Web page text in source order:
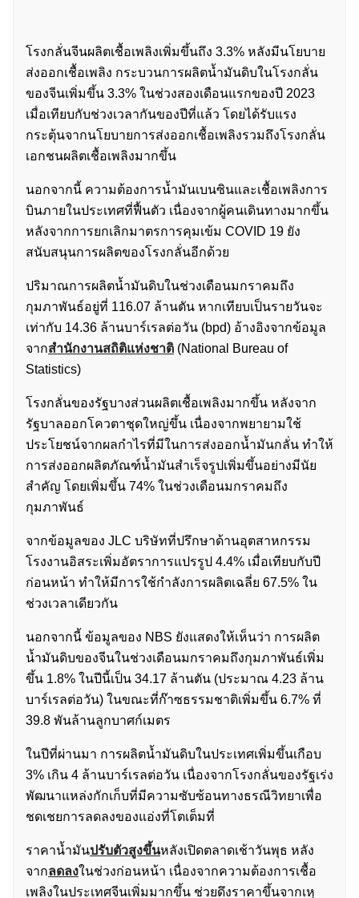
โรงกลั่นจีนผลิตเชื้อเพลิงเพิ่มขึ้นถึง 3.3% หลังมีนโยบาย
ส่งออกเชื้อเพลิง กระบวนการผลิตน้ำมันดิบในโรงกลั่น
ของจีนเพิ่มขึ้น 3.3% ในช่วงสองเดือนแรกของปี 2023
เมื่อเทียบกับช่วงเวลากันของปีที่แล้ว โดยได้รับแรง
กระตุ้นจากนโยบายการส่งออกเชื้อเพลิงรวมถึงโรงกลั่น
เอกชนผลิตเชื้อเพลิงมากขึ้น
นอกจากนี้ ความต้องการน้ำมันเบนซินและเชื้อเพลิงการ
บินภายในประเทศที่ฟื้นตัว เนื่องจากผู้คนเดินทางมากขึ้น
หลังจากการยกเลิกมาตรการคุมเข้ม COVID 19 ยัง
สนับสนุนการผลิตของโรงกลั่นอีกด้วย
ปริมาณการผลิตน้ำมันดิบในช่วงเดือนมกราคมถึง
กุมภาพันธ์อยู่ที่ 116.07 ล้านตัน หากเทียบเป็นรายวันจะ
เท่ากับ 14.36 ล้านบาร์เรลต่อวัน (bpd) อ้างอิงจากข้อมูล
จากสำนักงานสถิติแห่งชาติ (National Bureau of
Statistics)
โรงกลั่นของรัฐบางส่วนผลิตเชื้อเพลิงมากขึ้น หลังจาก
รัฐบาลออกโควตาชุดใหญ่ขึ้น เนื่องจากพยายามใช้
ประโยชน์จากผลกำไรที่มีในการส่งออกน้ำมันกลั่น ทำให้
การส่งออกผลิตภัณฑ์น้ำมันสำเร็จรูปเพิ่มขึ้นอย่างมีนัย
สำคัญ โดยเพิ่มขึ้น 74% ในช่วงเดือนมกราคมถึง
กุมภาพันธ์
จากข้อมูลของ JLC บริษัทที่ปรึกษาด้านอุตสาหกรรม
โรงงานอิสระเพิ่มอัตราการแปรรูป 4.4% เมื่อเทียบกับปี
ก่อนหน้า ทำให้มีการใช้กำลังการผลิตเฉลี่ย 67.5% ใน
ช่วงเวลาเดียวกัน
นอกจากนี้ ข้อมูลของ NBS ยังแสดงให้เห็นว่า การผลิต
น้ำมันดิบของจีนในช่วงเดือนมกราคมถึงกุมภาพันธ์เพิ่ม
ขึ้น 1.8% ในปีนี้เป็น 34.17 ล้านตัน (ประมาณ 4.23 ล้าน
บาร์เรลต่อวัน) ในขณะที่ก๊าซธรรมชาติเพิ่มขึ้น 6.7% ที่
39.8 พันล้านลูกบาศก์เมตร
ในปีที่ผ่านมา การผลิตน้ำมันดิบในประเทศเพิ่มขึ้นเกือบ
3% เกิน 4 ล้านบาร์เรลต่อวัน เนื่องจากโรงกลั่นของรัฐเร่ง
พัฒนาแหล่งกักเก็บที่มีความซับซ้อนทางธรณีวิทยาเพื่อ
ชดเชยการลดลงของแอ่งที่โตเต็มที่
ราคาน้ำมันปรับตัวสูงขึ้นหลังเปิดตลาดเช้าวันพุธ หลัง
จากลดลงในช่วงก่อนหน้า เนื่องจากความต้องการเชื้อ
เพลิงในประเทศจีนเพิ่มมากขึ้น ช่วยดึงราคาขึ้นจากเหุ